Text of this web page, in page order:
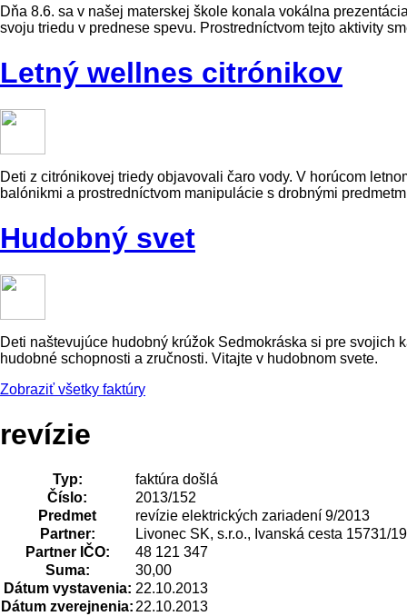
Dňa 8.6. sa v našej materskej škole konala vokálna
svoju triedu v prednese spevu. Prostredníctvom tejto aktivity
Letný wellnes citrónikov
Deti z citrónikovej triedy objavovali čaro vody. V horúcom
balónikmi a prostredníctvom manipulácie s drobnými
Hudobný svet
Deti naštevujúce hudobný krúžok Sedmokráska si pre
hudobné schopnosti a zručnosti. Vitajte v hudobnom svete.
Zobraziť všetky faktúry
revízie
Typ:
faktúra došlá
Číslo:
2013/152
Predmet
revízie elektrických zariadení 9/2013
Partner:
Livonec SK, s.r.o., Ivanská cesta 15731/
Partner IČO:
48 121 347
Suma:
30,00
Dátum vystavenia: 22.10.2013
Dátum zverejnenia: 22.10.2013